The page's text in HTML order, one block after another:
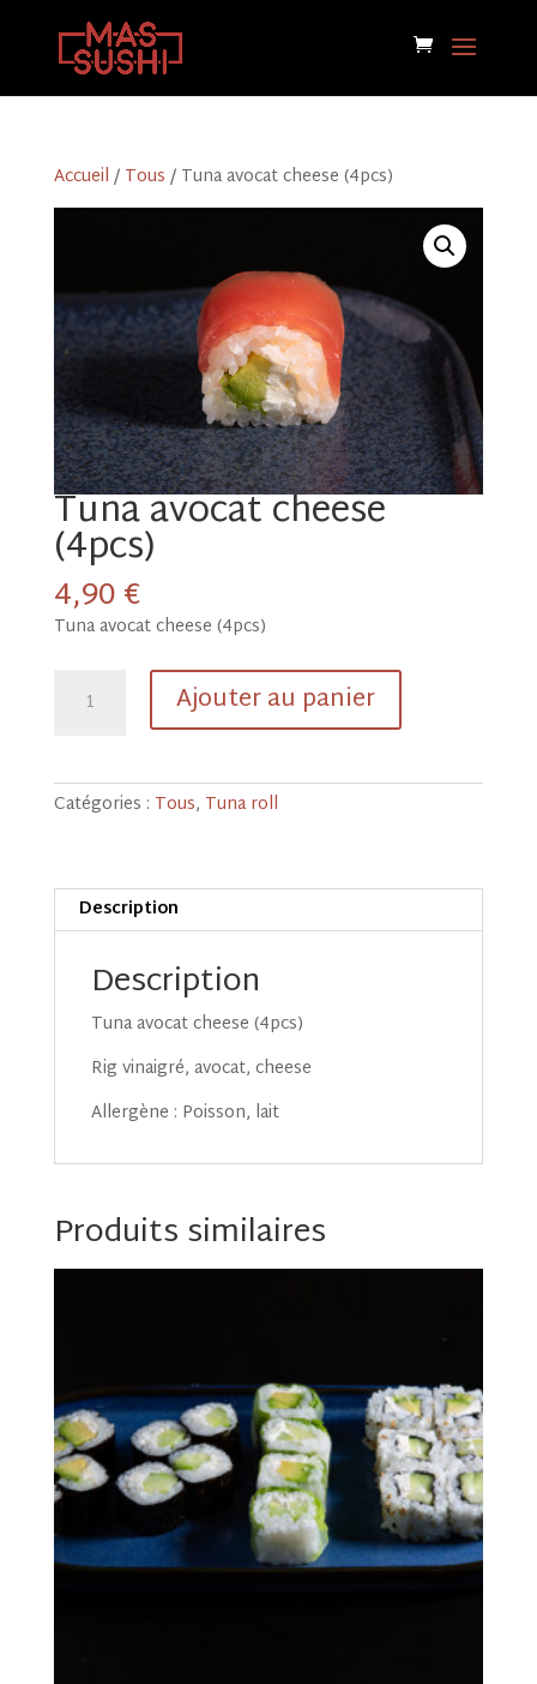
Accueil / Tous / Tuna avocat cheese (4pcs)
Tuna avocat cheese
(4pcs)
4,90€
Tuna avocat cheese (4pcs)
cheese
(4pcs)
Ajouter au panier
Catégories : Tous, Tuna roll
Description
Description
Tuna avocat cheese (4pcs)
Rig vinaigré, avocat, cheese
Allergène : Poisson, lait
Produits similaires